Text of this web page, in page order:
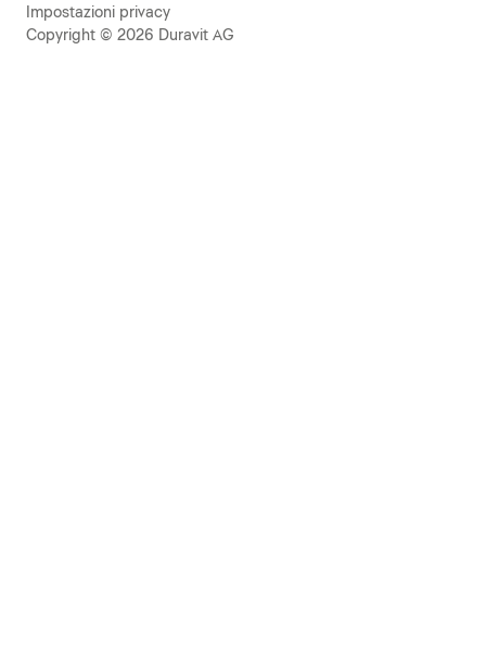
Impostazioni privacy
Copyright © 2026 Duravit AG